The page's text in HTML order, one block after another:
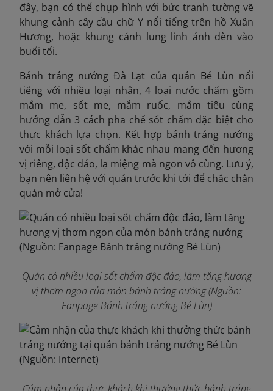
đây, bạn có thể chụp hình với bức tranh tường vẽ
khung cảnh cây cầu chữ Y nổi tiếng trên hồ Xuân
Hương, hoặc khung cảnh lung linh ánh đèn vào
buổi tối.
Bánh tráng nướng Đà Lạt của quán Bé Lùn nổi
tiếng với nhiều loại nhân, 4 loại nước chấm gồm
mắm me, sốt me, mắm ruốc, mắm tiêu cùng
hướng dẫn 3 cách pha chế sốt chấm đặc biệt cho
thực khách lựa chọn. Kết hợp bánh tráng nướng
với mỗi loại sốt chấm khác nhau mang đến hương
vị riêng, độc đáo, lạ miệng mà ngon vô cùng. Lưu ý,
bạn nên liên hệ với quán trước khi tới để chắc chắn
quán mở cửa!
Quán có nhiều loại sốt chấm độc đáo, làm tăng hương
vị thơm ngon của món bánh tráng nướng (Nguồn:
Fanpage Bánh tráng nướng Bé Lùn)